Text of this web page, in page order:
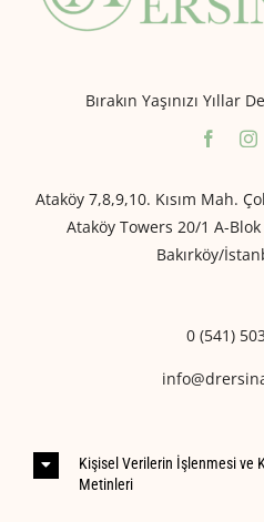
Bırakın Yaşınızı Yıllar
Ataköy 7,8,9,10. Kısım Mah.
Ataköy Towers 20/1 A-
Bakırköy/
0 (541)
Kişisel Verilerin İşlenmesi ve
Metinleri